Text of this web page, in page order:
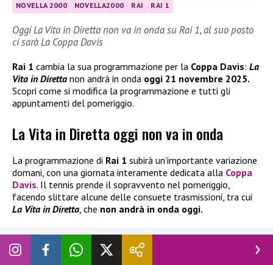
NOVELLA 2000
NOVELLA2000 RAI RAI 1
Oggi La Vita in Diretta non va in onda su Rai 1, al suo posto
ci sarà La Coppa Davis
Rai 1 cambia la sua programmazione per la Coppa Davis: La
Vita in Diretta non andrà in onda oggi 21 novembre 2025.
Scopri come si modifica la programmazione e tutti gli
appuntamenti del pomeriggio.
La Vita in Diretta oggi non va in onda
La programmazione di Rai 1 subirà un’importante variazione
domani, con una giornata interamente dedicata alla Coppa
Davis. Il tennis prende il sopravvento nel pomeriggio,
facendo slittare alcune delle consuete trasmissioni, tra cui
La Vita in Diretta, che non andrà in onda oggi.